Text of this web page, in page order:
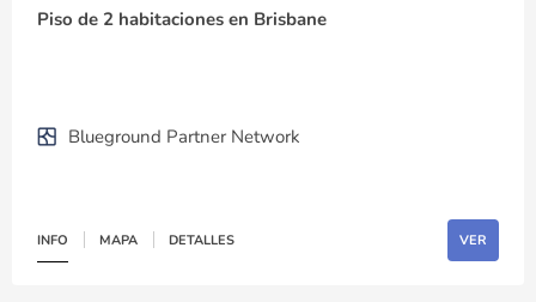
Piso de 2 habitaciones en Brisbane
Blueground Partner Network
INFO MAPA DETALLES VER